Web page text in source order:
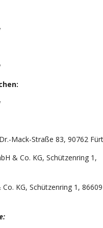
Mack-Straße 83, 90762
& Co. KG, Schützenring 1,
KG, Schützenring 1, 86609